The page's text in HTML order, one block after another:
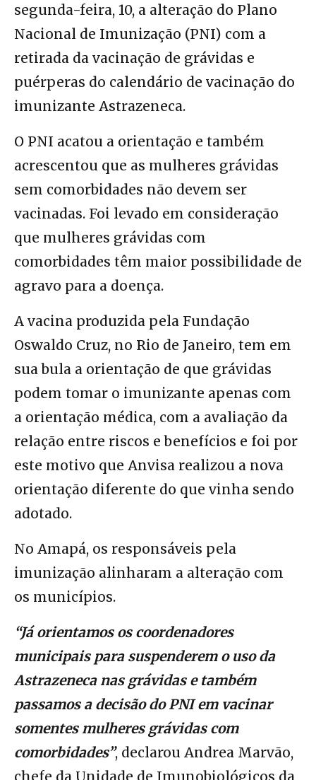
segunda-feira, 10, a alteração do Plano
Nacional de Imunização (PNI) com a
retirada da vacinação de grávidas e
puérperas do calendário de vacinação do
imunizante Astrazeneca.
O PNI acatou a orientação e também
acrescentou que as mulheres grávidas
sem comorbidades não devem ser
vacinadas. Foi levado em consideração
que mulheres grávidas com
comorbidades têm maior possibilidade de
agravo para a doença.
A vacina produzida pela Fundação
Oswaldo Cruz, no Rio de Janeiro, tem em
sua bula a orientação de que grávidas
podem tomar o imunizante apenas com
a orientação médica, com a avaliação da
relação entre riscos e benefícios e foi por
este motivo que Anvisa realizou a nova
orientação diferente do que vinha sendo
adotado.
No Amapá, os responsáveis pela
imunização alinharam a alteração com
os municípios.
“Já orientamos os coordenadores
municipais para suspenderem o uso da
Astrazeneca nas grávidas e também
passamos a decisão do PNI em vacinar
somentes mulheres grávidas com
comorbidades”, declarou Andrea Marvão,
chefe da Unidade de Imunobiológicos da